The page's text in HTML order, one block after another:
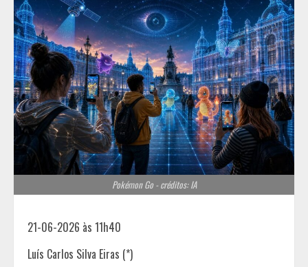
Pokémon Go - créditos: IA
21-06-2026 às 11h40
Luís Carlos Silva Eiras (*)